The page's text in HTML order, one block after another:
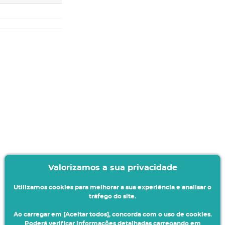
Valorizamos a sua privacidade
Utilizamos cookies para melhorar a sua experiência e analisar o
tráfego do site.
Ao carregar em [Aceitar todos], concorda com o uso de cookies.
Poderá verificar informações detalhadas carregando em